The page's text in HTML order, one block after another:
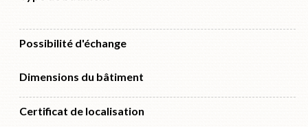
Possibilité d'échange
Dimensions du bâtiment
Certificat de localisation